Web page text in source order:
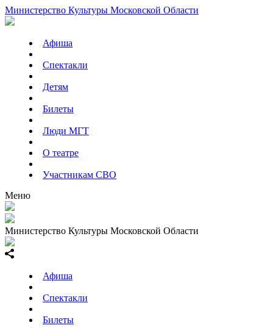
Министерство Культуры Московской Области
Афиша
Спектакли
Детям
Билеты
Люди МГТ
О театре
Участникам СВО
Меню
Министерство Культуры Московской Области
Афиша
Спектакли
Билеты